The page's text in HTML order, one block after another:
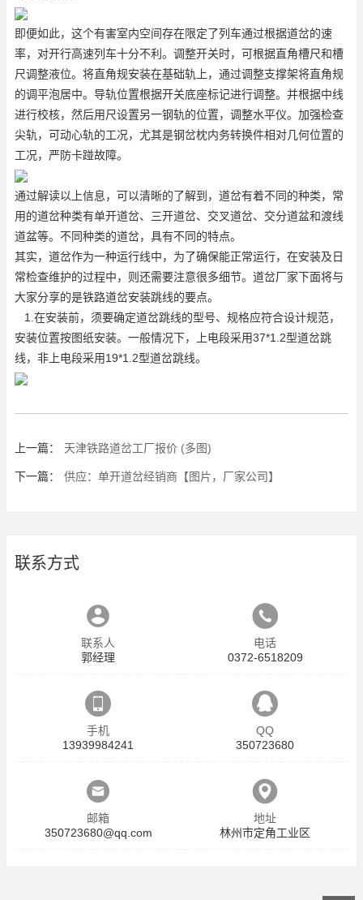
即便如此，这个有害室内空间存在限定了列车通过根据道岔的速
率，对开行高速列车十分不利。调整开关时，可根据直角槽尺和槽
尺调整液位。将直角规安装在基础轨上，通过调整支撑架将直角规
的调平泡居中。导轨位置根据开关底座标记进行调整。并根据中线
进行校核，然后用尺设置另一钢轨的位置，调整水平仪。加强检查
尖轨，可动心轨的工况，尤其是钢岔枕内务转换件相对几何位置的
工况，严防卡踫故障。
通过解读以上信息，可以清晰的了解到，道岔有着不同的种类，常
用的道岔种类有单开道岔、 三开道岔、交叉道岔、交分道盆和渡线
道盆等。不同种类的道岔，具有不同的特点。
其实，道岔作为一种运行线中，为了确保能正常运行，在安装及日
常检查维护的过程中，则还需要注意很多细节。道岔厂家下面将与
大家分享的是铁路道岔安装跳线的要点。
1.在安装前，须要确定道岔跳线的型号、规格应符合设计规范，
安装位置按图纸安装。一般情况下，上电段采用37*1.2型道岔跳
线，非上电段采用19*1.2型道岔跳线。
上一篇： 天津铁路道岔工厂报价 (多图)
下一篇： 供应：单开道岔经销商【图片，厂家公司】
联系方式
联系人
郭经理
电话
0372-6518209
手机
13939984241
QQ
350723680
邮箱
350723680@qq.com
地址
林州市定角工业区